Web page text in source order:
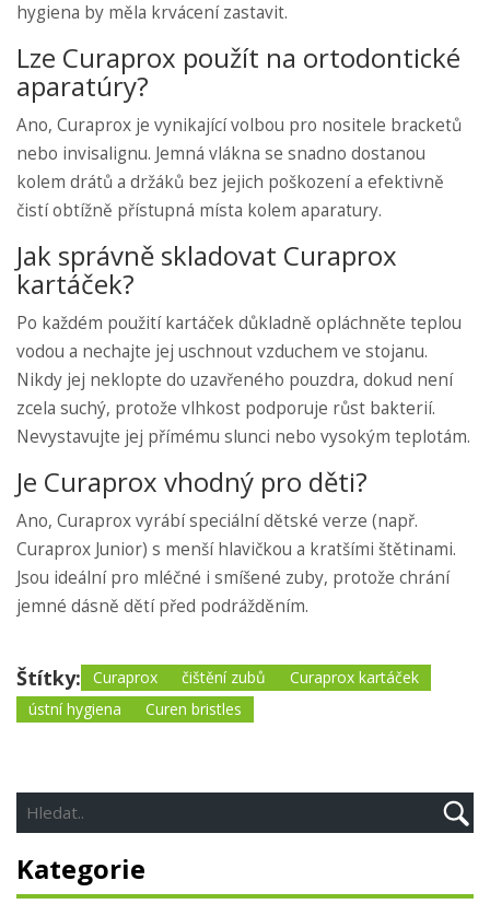
hygiena by měla krvácení zastavit.
Lze Curaprox použít na ortodontické
aparatúry?
Ano, Curaprox je vynikající volbou pro nositele bracketů
nebo invisalignu. Jemná vlákna se snadno dostanou
kolem drátů a držáků bez jejich poškození a efektivně
čistí obtížně přístupná místa kolem aparatury.
Jak správně skladovat Curaprox
kartáček?
Po každém použití kartáček důkladně opláchněte teplou
vodou a nechajte jej uschnout vzduchem ve stojanu.
Nikdy jej neklopte do uzavřeného pouzdra, dokud není
zcela suchý, protože vlhkost podporuje růst bakterií.
Nevystavujte jej přímému slunci nebo vysokým teplotám.
Je Curaprox vhodný pro děti?
Ano, Curaprox vyrábí speciální dětské verze (např.
Curaprox Junior) s menší hlavičkou a kratšími štětinami.
Jsou ideální pro mléčné i smíšené zuby, protože chrání
jemné dásně dětí před podrážděním.
Štítky: Curaprox čištění zubů
Curaprox kartáček
ústní hygiena
Curen bristles
Kategorie